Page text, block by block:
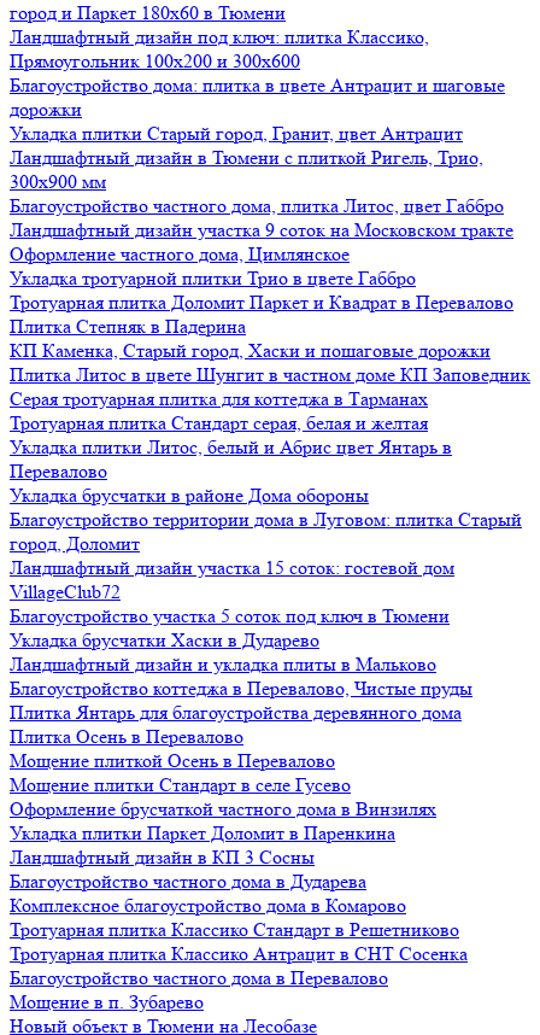
город и Паркет 180х60 в Тюмени
Ландшафтный дизайн под ключ: плитка Классико,
Прямоугольник 100х200 и 300х600
Благоустройство дома: плитка в цвете Антрацит и шаговые
дорожки
Укладка плитки Старый город, Гранит, цвет Антрацит
Ландшафтный дизайн в Тюмени с плиткой Ригель, Трио,
300х900 мм
Благоустройство частного дома, плитка Литос, цвет Габбро
Ландшафтный дизайн участка 9 соток на Московском тракте
Оформление частного дома, Цимлянское
Укладка тротуарной плитки Трио в цвете Габбро
Тротуарная плитка Доломит Паркет и Квадрат в Перевалово
Плитка Степняк в Падерина
КП Каменка, Старый город, Хаски и пошаговые дорожки
Плитка Литос в цвете Шунгит в частном доме КП Заповедник
Серая тротуарная плитка для коттеджа в Тарманах
Тротуарная плитка Стандарт серая, белая и желтая
Укладка плитки Литос, белый и Абрис цвет Янтарь в
Перевалово
Укладка брусчатки в районе Дома обороны
Благоустройство территории дома в Луговом: плитка Старый
город, Доломит
Ландшафтный дизайн участка 15 соток: гостевой дом
VillageClub72
Благоустройство участка 5 соток под ключ в Тюмени
Укладка брусчатки Хаски в Дударево
Ландшафтный дизайн и укладка плиты в Мальково
Благоустройство коттеджа в Перевалово, Чистые пруды
Плитка Янтарь для благоустройства деревянного дома
Плитка Осень в Перевалово
Мощение плиткой Осень в Перевалово
Мощение плитки Стандарт в селе Гусево
Оформление брусчаткой частного дома в Винзилях
Укладка плитки Паркет Доломит в Паренкина
Ландшафтный дизайн в КП 3 Сосны
Благоустройство частного дома в Дударева
Комплексное благоустройство дома в Комарово
Тротуарная плитка Классико Стандарт в Решетниково
Тротуарная плитка Классико Антрацит в СНТ Сосенка
Благоустройство частного дома в Перевалово
Мощение в п. Зубарево
Новый объект в Тюмени на Лесобазе